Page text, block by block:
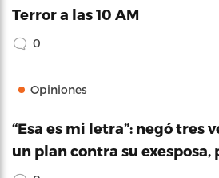
Terror a las 10 AM
0
Opiniones
“Esa es mi letra”: negó tres
un plan contra su exesposa,